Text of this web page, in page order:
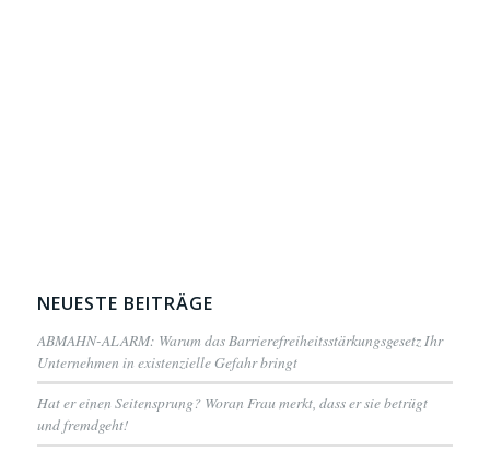
NEUESTE BEITRÄGE
ABMAHN-ALARM: Warum das Barrierefreiheitsstärkungsgesetz Ihr
Unternehmen in existenzielle Gefahr bringt
Hat er einen Seitensprung? Woran Frau merkt, dass er sie betrügt
und fremdgeht!